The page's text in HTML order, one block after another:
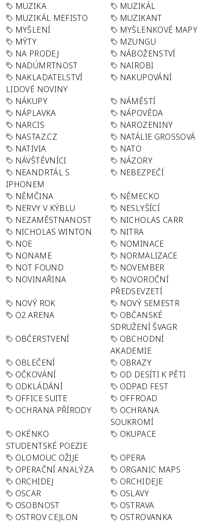
MUZIKA
MUZIKÁL
MUZIKÁL MEFISTO
MUZIKANT
MYŠLENÍ
MYŠLENKOVÉ MAPY
MÝTY
MZUNGU
NA PRODEJ
NÁBOŽENSTVÍ
NADÚMRTNOST
NAIROBI
NAKLADATELSTVÍ
LIDOVÉ NOVINY
NAKUPOVÁNÍ
NÁKUPY
NÁMĚSTÍ
NÁPLAVKA
NÁPOVĚDA
NARCIS
NAROZENINY
NASTAZ.CZ
NATÁLIE GROSSOVÁ
NATIVIA
NATO
NÁVŠTĚVNÍCI
NÁZORY
NEANDRTÁL S
IPHONEM
NEBEZPEČÍ
NĚMČINA
NĚMECKO
NERVY V KÝBLU
NESLYŠÍCÍ
NEZAMĚSTNANOST
NICHOLAS CARR
NICHOLAS WINTON
NITRA
NOE
NOMINACE
NONAME
NORMALIZACE
NOT FOUND
NOVEMBER
NOVINAŘINA
NOVOROČNÍ
PŘEDSEVZETÍ
NOVÝ ROK
NOVÝ SEMESTR
O2 ARENA
OBČANSKÉ
SDRUŽENÍ ŠVAGR
OBČERSTVENÍ
OBCHODNÍ
AKADEMIE
OBLEČENÍ
OBRAZY
OČKOVÁNÍ
OD DESÍTI K PĚTI
ODKLÁDÁNÍ
ODPAD FEST
OFFICE SUITE
OFFROAD
OCHRANA PŘÍRODY
OCHRANA
SOUKROMÍ
OKÉNKO
STUDENTSKÉ POEZIE
OKUPACE
OLOMOUC OŽIJE
OPERA
OPERAČNÍ ANALÝZA
ORGANIC MAPS
ORCHIDEJ
ORCHIDEJE
OSCAR
OSLAVY
OSOBNOST
OSTRAVA
OSTROV CEJLON
OSTROVANKA